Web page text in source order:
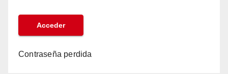
Contraseña perdida